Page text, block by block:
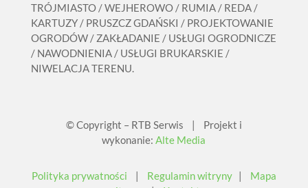
TRÓJMIASTO / WEJHEROWO / RUMIA / REDA /
KARTUZY / PRUSZCZ GDAŃSKI / PROJEKTOWANIE
OGRODÓW / ZAKŁADANIE / USŁUGI OGRODNICZE
/ NAWODNIENIA / USŁUGI BRUKARSKIE /
NIWELACJA TERENU.
© Copyright – RTB Serwis | Projekt i
wykonanie:Alte Media
Polityka prywatności | Regulamin witryny| Mapa